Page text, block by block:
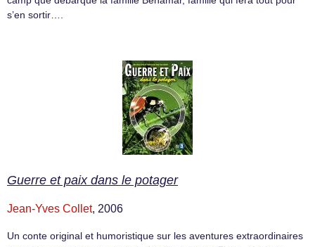
s’en sortir….
Guerre et paix dans le potager
Jean-Yves Collet, 2006
Un conte original et humoristique sur les aventures extraordinaires